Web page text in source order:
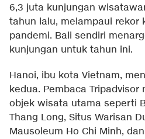
6,3 juta kunjungan
tahun lalu, melampaui rekor
pandemi. Bali sendiri
kunjungan untuk tahun ini.
Hanoi, ibu kota Vietnam,
kedua. Pembaca Tripadvisor
objek wisata utama seperti
Thang Long, Situs Warisan
Mausoleum Ho Chi Minh,